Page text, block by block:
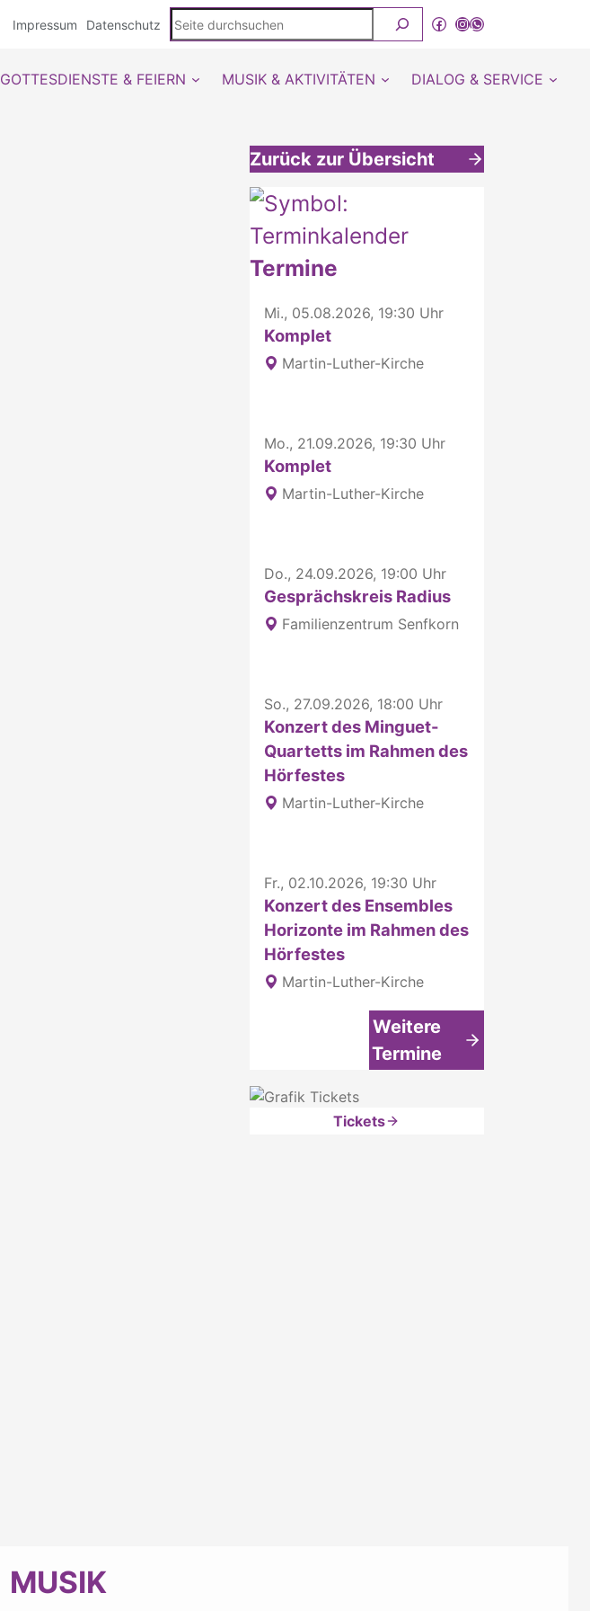
Impressum Datenschutz
Seite
durchsuchen
Facebook
Instagram
WhatsApp Kanal von detmold-lutherisch
GOTTESDIENSTE & FEIERN MUSIK & AKTIVITÄTEN DIALOG & SERVICE
Zurück zur Übersicht
Weitere interessante Inhalte
Termine
Mi., 05.08.2026, 19:30 Uhr
Komplet
Martin-Luther-Kirche
Mo., 21.09.2026, 19:30 Uhr
Komplet
Martin-Luther-Kirche
Do., 24.09.2026, 19:00 Uhr
Gesprächskreis Radius
Familienzentrum Senfkorn
So., 27.09.2026, 18:00 Uhr
Konzert des Minguet-
Quartetts im Rahmen des
Hörfestes
Martin-Luther-Kirche
Fr., 02.10.2026, 19:30 Uhr
Konzert des Ensembles
Horizonte im Rahmen des
Hörfestes
Martin-Luther-Kirche
Weitere
Termine
Tickets
MUSIK